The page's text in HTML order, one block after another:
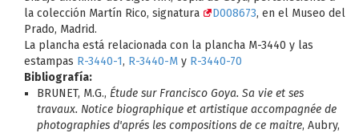
la colección Martín Rico, signatura
D008673, en el Museo del
Prado, Madrid.
La plancha está relacionada con la plancha M-3440 y las
estampas R-3440-1, R-3440-M y R-3440-70
Bibliografía:
BRUNET, M.G., Étude sur Francisco Goya. Sa vie et ses
travaux. Notice biographique et artistique accompagnée de
photographies d'aprés les compositions de ce maitre, Aubry,